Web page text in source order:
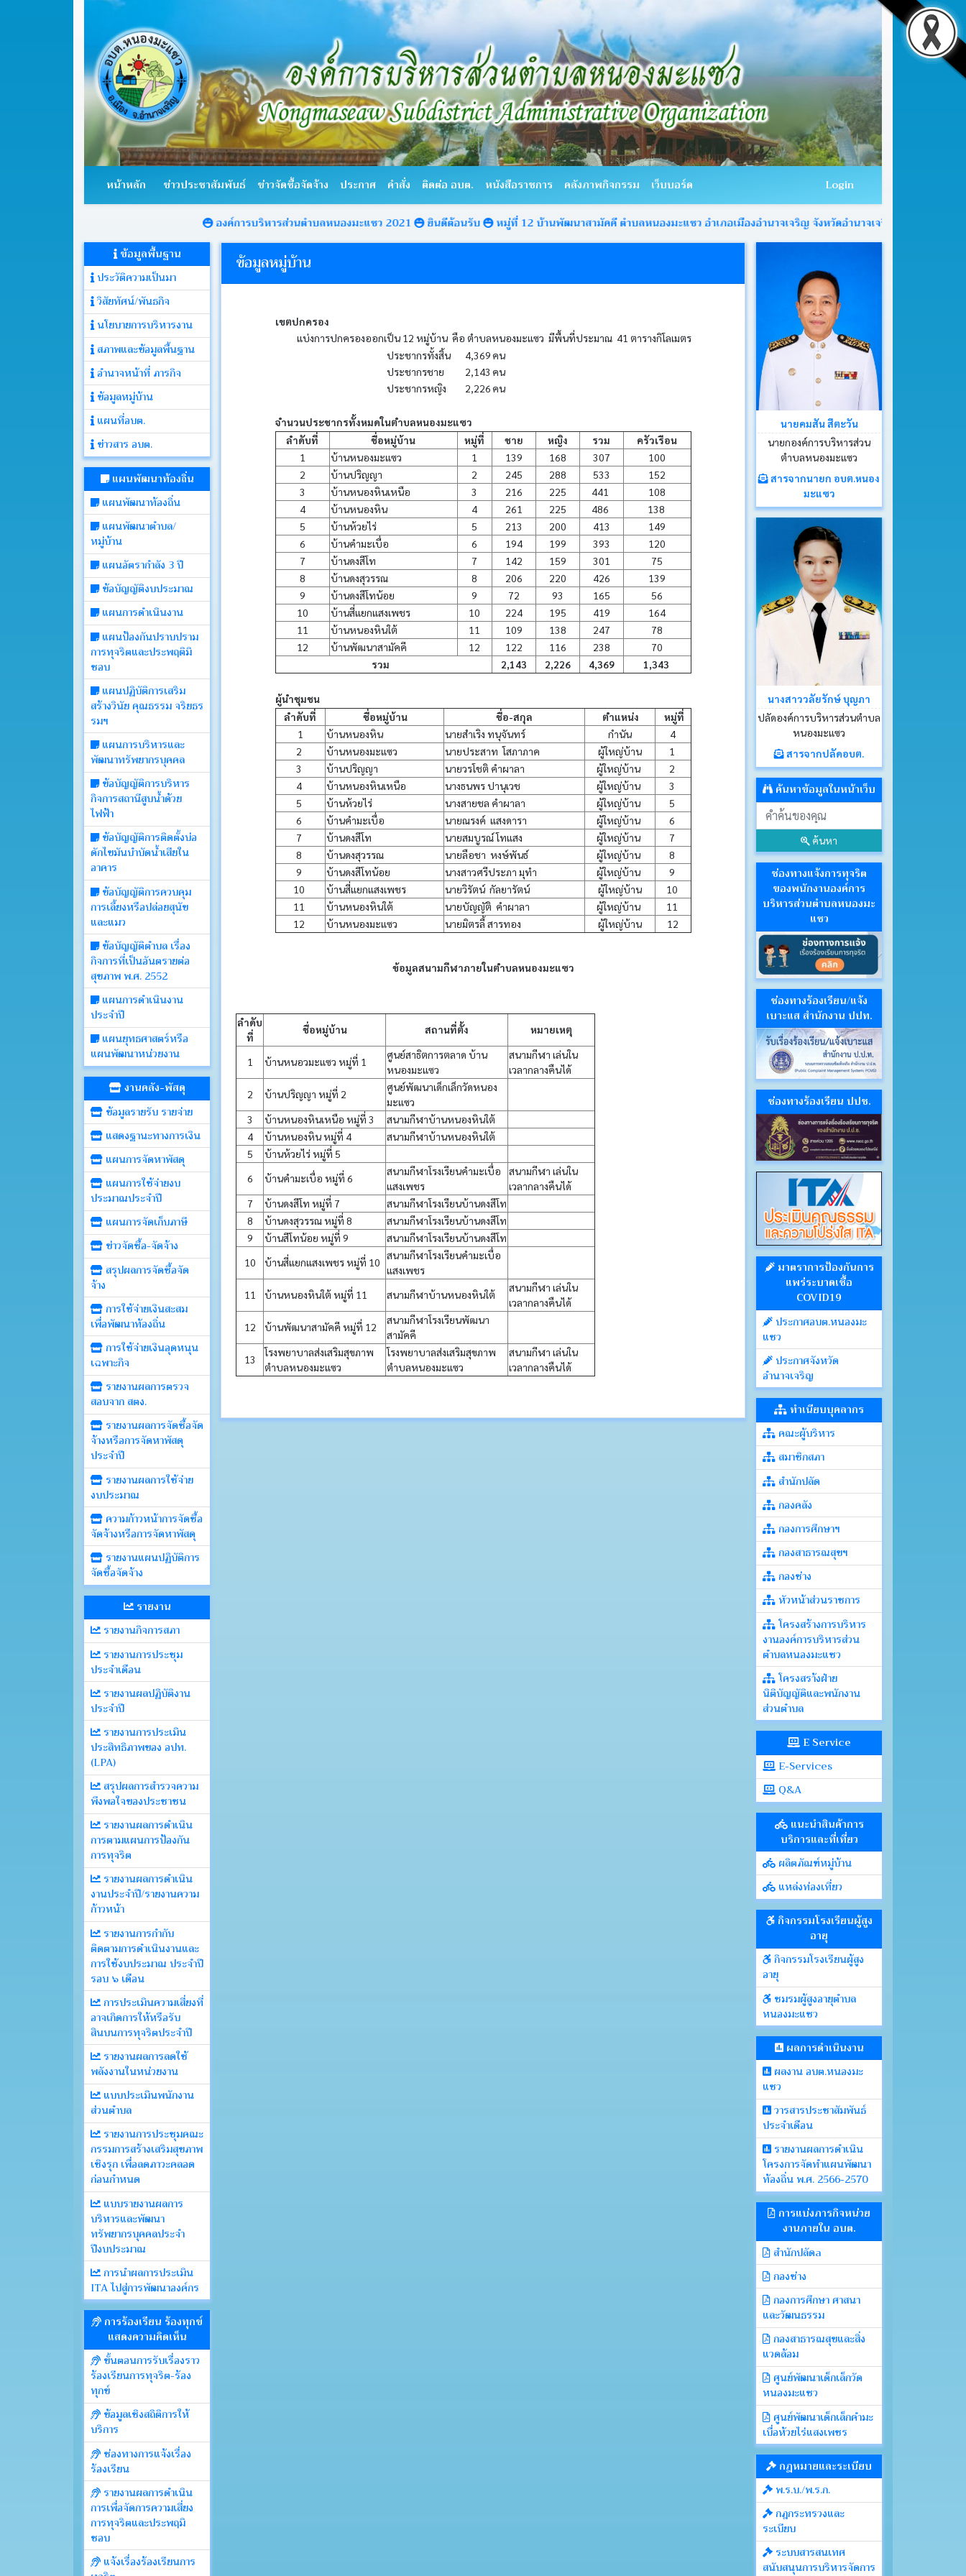
หน้าหลัก ข่าวประชาสัมพันธ์ ข่าวจัดซื้อจัดจ้าง ประกาศ คำสั่ง ติดต่อ อบต. หนังสือราชการ คลังภาพกิจกรรม เว็บบอร์ด Login
องค์การบริหารส่วนตำบลหนองมะแซว 2021 ยินดีต้อนรับ
หมู่ที่ 12 บ้านพัฒนาสามัคคี ตำบลหนองมะแซว อำเภอเมืองอำนาจเจริญ จังหวัดอำนาจเจริญ
ข้อมูลพื้นฐาน
ประวัติความเป็นมา
วิสัยทัศน์/พันธกิจ
นโยบายการบริหารงาน
สภาพและข้อมูลพื้นฐาน
อำนาจหน้าที่ ภารกิจ
ข้อมูลหมู่บ้าน
แผนที่อบต.
ข่าวสาร อบต.
แผนพัฒนาท้องถิ่น
แผนพัฒนาท้องถิ่น
แผนพัฒนาตำบล/
หมู่บ้าน
แผนอัตรากำลัง 3 ปี
ข้อบัญญัติงบประมาณ
แผนการดำเนินงาน
แผนป้องกันปราบปราม
การทุจริตและประพฤติมิ
ชอบ
แผนปฏิบัติการเสริม
สร้างวินัย คุณธรรม จริยธร
รมฯ
แผนการบริหารและ
พัฒนาทรัพยากรบุคคล
ข้อบัญญัติการบริหาร
กิจการสถานีสูบน้ำด้วย
ไฟฟ้า
ข้อบัญญัติการติดตั้งบ่อ
ดักไขมันบำบัดน้ำเสียใน
อาคาร
ข้อบัญญัติการควบคุม
การเลี้ยงหรือปล่อยสุนัข
และแมว
ข้อบัญญัติตำบล เรื่อง
กิจการที่เป็นอันตรายต่อ
สุขภาพ พ.ศ. 2552
แผนการดำเนินงาน
ประจำปี
แผนยุทธศาสตร์หรือ
แผนพัฒนาหน่วยงาน
งานคลัง-พัสดุ
ข้อมูลรายรับ รายจ่าย
แสดงฐานะทางการเงิน
แผนการจัดหาพัสดุ
แผนการใช้จ่ายงบ
ประมาณประจำปี
แผนการจัดเก็บภาษี
ข่าวจัดซื้อ-จัดจ้าง
สรุปผลการจัดซื้อจัด
จ้าง
การใช้จ่ายเงินสะสม
เพื่อพัฒนาท้องถิ่น
การใช้จ่ายเงินอุดหนุน
เฉพาะกิจ
รายงานผลการตรวจ
สอบจาก สตง.
รายงานผลการจัดซื้อจัด
จ้างหรือการจัดหาพัสดุ
ประจำปี
รายงานผลการใช้จ่าย
งบประมาณ
ความก้าวหน้าการจัดซื้อ
จัดจ้างหรือการจัดหาพัสดุ
รายงานแผนปฏิบัติการ
จัดซื้อจัดจ้าง
รายงาน
รายงานกิจการสภา
รายงานการประชุม
ประจำเดือน
รายงานผลปฏิบัติงาน
ประจำปี
รายงานการประเมิน
ประสิทธิภาพของ อปท.
(LPA)
สรุปผลการสำรวจความ
พึงพอใจของประชาชน
รายงานผลการดำเนิน
การตามแผนการป้องกัน
การทุจริต
รายงานผลการดำเนิน
งานประจำปี/รายงานความ
ก้าวหน้า
รายงานการกำกับ
ติดตามการดำเนินงานและ
การใช้งบประมาณ ประจำปี
รอบ ๖ เดือน
การประเมินความเสี่ยงที่
อาจเกิดการให้หรือรับ
สินบนการทุจริตประจำปี
รายงานผลการลดใช้
พลังงานในหน่วยงาน
แบบประเมินพนักงาน
ส่วนตำบล
รายงานการประชุมคณะ
กรรมการสร้างเสริมสุขภาพ
เชิงรุก เพื่อลดภาวะคลอด
ก่อนกำหนด
แบบรายงานผลการ
บริหารและพัฒนา
ทรัพยากรบุคคลประจำ
ปีงบประมาณ
การนำผลการประเมิน
ITA ไปสู่การพัฒนาองค์กร
การร้องเรียน ร้องทุกข์
แสดงความคิดเห็น
ขั้นตอนการรับเรื่องราว
ร้องเรียนการทุจริต-ร้อง
ทุกข์
ข้อมูลเชิงสถิติการให้
บริการ
ช่องทางการแจ้งเรื่อง
ร้องเรียน
รายงานผลการดำเนิน
การเพื่อจัดการความเสี่ยง
การทุจริตและประพฤมิ
ชอบ
แจ้งเรื่องร้องเรียนการ
ข้อมูลหมู่บ้าน
เขตปกครอง
แบ่งการปกครองออกเป็น 12 หมู่บ้าน คือ ตำบลหนองมะแซว มีพื้นที่ประมาณ 41 ตารางกิโลเมตร
ประชากรทั้งสิ้น
4,369 คน
ประชากรชาย
2,143 คน
ประชากรหญิง
2,226 คน
จำนวนประชากรทั้งหมดในตำบลหนองมะแซว
ลำดับที่
ชื่อหมู่บ้าน หมู่ที่ ชาย หญิง รวม
ครัวเรือน
1
บ้านหนองมะแซว 1 139 168 307
100
2
บ้านปริญญา 2 245 288 533
152
3
บ้านหนองหินเหนือ 3 216 225 441
108
4
บ้านหนองหิน 4 261 225 486
138
5
บ้านห้วยไร่ 5 213 200 413
149
6
บ้านคำมะเบื่อ 6 194 199 393
120
7
บ้านดงสีโท 7 142 159 301
75
8
บ้านดงสุวรรณ 8 206 220 426
139
9
บ้านดงสีโทน้อย 9 72 93 165
56
10
บ้านสี่แยกแสงเพชร 10 224 195 419
164
11
บ้านหนองหินใต้ 11 109 138 247
78
12
บ้านพัฒนาสามัคคี 12 122 116 238
70
รวม
2,143 2,226 4,369 1,343
ผู้นำชุมชน
ลำดับที่
ชื่อหมู่บ้าน ชื่อ-สกุล ตำแหน่ง
หมู่ที่
1
บ้านหนองหิน นายสำเริง ทนุจันทร์ กำนัน
4
2
บ้านหนองมะแซว นายประสาท โสภาภาค ผู้ใหญ่บ้าน
1
3
บ้านปริญญา นายวรโชติ คำผาลา ผู้ใหญ่บ้าน
2
4
บ้านหนองหินเหนือ นางธนพร ปานุเวช ผู้ใหญ่บ้าน
3
5
บ้านห้วยไร่ นางสายชล คำผาลา ผู้ใหญ่บ้าน
5
6
บ้านคำมะเบื่อ นายณรงค์ แสงดารา ผู้ใหญ่บ้าน
6
7
บ้านดงสีโท นายสมบูรณ์ โทแสง ผู้ใหญ่บ้าน
7
8
บ้านดงสุวรรณ นายลือชา หงษ์พันธ์ ผู้ใหญ่บ้าน
8
9
บ้านดงสีโทน้อย นางสาวศรีประภา มุทำ ผู้ใหญ่บ้าน
9
10
บ้านสี่แยกแสงเพชร นายวิรัตน์ กัลยารัตน์ ผู้ใหญ่บ้าน
10
11
บ้านหนองหินใต้ นายบัญญัติ คำผาลา ผู้ใหญ่บ้าน
11
12
บ้านหนองมะแซว นายมิตรลี้ สารทอง ผู้ใหญ่บ้าน 12
ข้อมูลสนามกีฬาภายในตำบลหนองมะแซว
ลำดับ
ที่
ชื่อหมู่บ้าน สถานที่ตั้ง หมายเหตุ
1 บ้านหนอวมะแซว หมู่ที่ 1
ศูนย์สาธิตการตลาด บ้าน
หนองมะแซว
สนามกีฬา เล่นใน
เวลากลางคืนได้
2
บ้านปริญญา หมู่ที่ 2
ศูนย์พัฒนาเด็กเล็กวัดหนอง
มะแซว
3
บ้านหนองหินเหนือ หมู่ที่ 3
สนามกีฬาบ้านหนองหินใต้
4
บ้านหนองหิน หมู่ที่ 4
สนามกีฬาบ้านหนองหินใต้
5
บ้านห้วยไร่ หมู่ที่ 5
6
บ้านคำมะเบื่อ หมู่ที่ 6
สนามกีฬาโรงเรียนคำมะเบื่อ
แสงเพชร
สนามกีฬา เล่นใน
เวลากลางคืนได้
7
บ้านดงสีโท หมู่ที่ 7
สนามกีฬาโรงเรียนบ้านดงสีโท
8
บ้านดงสุวรรณ หมู่ที่ 8
สนามกีฬาโรงเรียนบ้านดงสีโท
9
บ้านสีโทน้อย หมู่ที่ 9
สนามกีฬาโรงเรียนบ้านดงสีโท
10
บ้านสี่แยกแสงเพชร หมู่ที่ 10
สนามกีฬาโรงเรียนคำมะเบื่อ
แสงเพชร
11
บ้านหนองหินใต้ หมู่ที่ 11 สนามกีฬาบ้านหนองหินใต้
สนามกีฬา เล่นใน
เวลากลางคืนได้
12
บ้านพัฒนาสามัคคี หมู่ที่ 12
สนามกีฬาโรงเรียนพัฒนา
สามัคคี
13
โรงพยาบาลส่งเสริมสุขภาพ
ตำบลหนองมะแซว
โรงพยาบาลส่งเสริมสุขภาพ
ตำบลหนองมะแซว
สนามกีฬา เล่นใน
เวลากลางคืนได้
นายคมสัน สีตะวัน
นายกองค์การบริหารส่วน
ตำบลหนองมะแซว
สารจากนายก อบต.หนอง
มะแซว
นางสาววลัยรักษ์ บุญภา
ปลัดองค์การบริหารส่วนตำบล
หนองมะแซว
สารจากปลัดอบต.
ค้นหาข้อมูลในหน้าเว็บ
ค้นหา
ช่องทางแจ้งการทุจริต
ของพนักงานองค์การ
บริหารส่วนตำบลหนองมะ
แซว
ช่องทางร้องเรียน/แจ้ง
เบาะแส สำนักงาน ปปท.
ช่องทางร้องเรียน ปปช.
มาตราการป้องกันการ
แพร่ระบาดเชื้อ
COVID19
ประกาศอบต.หนองมะ
แซว
ประกาศจังหวัด
อำนาจเจริญ
ทำเนียบบุคลากร
คณะผู้บริหาร
สมาชิกสภา
สำนักปลัด
กองคลัง
กองการศึกษาฯ
กองสาธารณสุขฯ
กองช่าง
หัวหน้าส่วนราชการ
โครงสร้างการบริหาร
งานองค์การบริหารส่วน
ตำบลหนองมะแซว
โครงสรา้งฝ่าย
นิติบัญญัติและพนักงาน
ส่วนตำบล
E Service
E-Services
Q&A
แนะนำสินค้าการ
บริการและที่เที่ยว
ผลิตภัณฑ์หมู่บ้าน
แหล่งท่องเที่ยว
กิจกรรมโรงเรียนผู้สูง
อายุ
กิจกรรมโรงเรียนผู้สูง
อายุ
ชมรมผู้สูงอายุตำบล
หนองมะแซว
ผลการดำเนินงาน
ผลงาน อบต.หนองมะ
แซว
วารสารประชาสัมพันธ์
ประจำเดือน
รายงานผลการดำเนิน
โครงการจัดทำแผนพัฒนา
ท้องถิ่น พ.ศ. 2566-2570
การแบ่งภารกิจหน่วย
งานภายใน อบต.
สำนักปลัดa
กองช่าง
กองการศึกษา ศาสนา
และวัฒนธรรม
กองสาธารณสุขและสิ่ง
แวดล้อม
ศูนย์พัฒนาเด็กเล็กวัด
หนองมะแซว
ศูนย์พัฒนาเด็กเล็กคำมะ
เบื่อห้วยไร่แสงเพชร
กฎหมายและระเบียบ
พ.ร.บ./พ.ร.ก.
กฎกระทรวงและ
ระเบียบ
ระบบสารสนเทศ
สนับสนุนการบริหารจัดการ